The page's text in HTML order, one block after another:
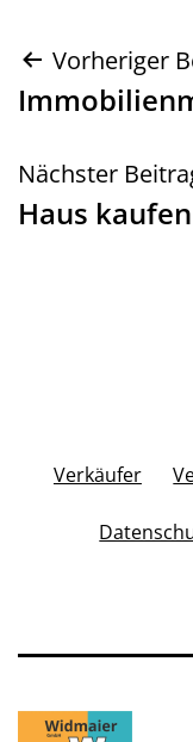
Vorheriger
Nächster
Haus
Verkäufer